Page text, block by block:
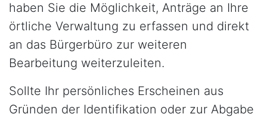
haben Sie die Möglichkeit, Anträge an Ihre
örtliche Verwaltung zu erfassen und direkt
an das Bürgerbüro zur weiteren
Bearbeitung weiterzuleiten.
Sollte Ihr persönliches Erscheinen aus
Gründen der Identifikation oder zur Abgabe